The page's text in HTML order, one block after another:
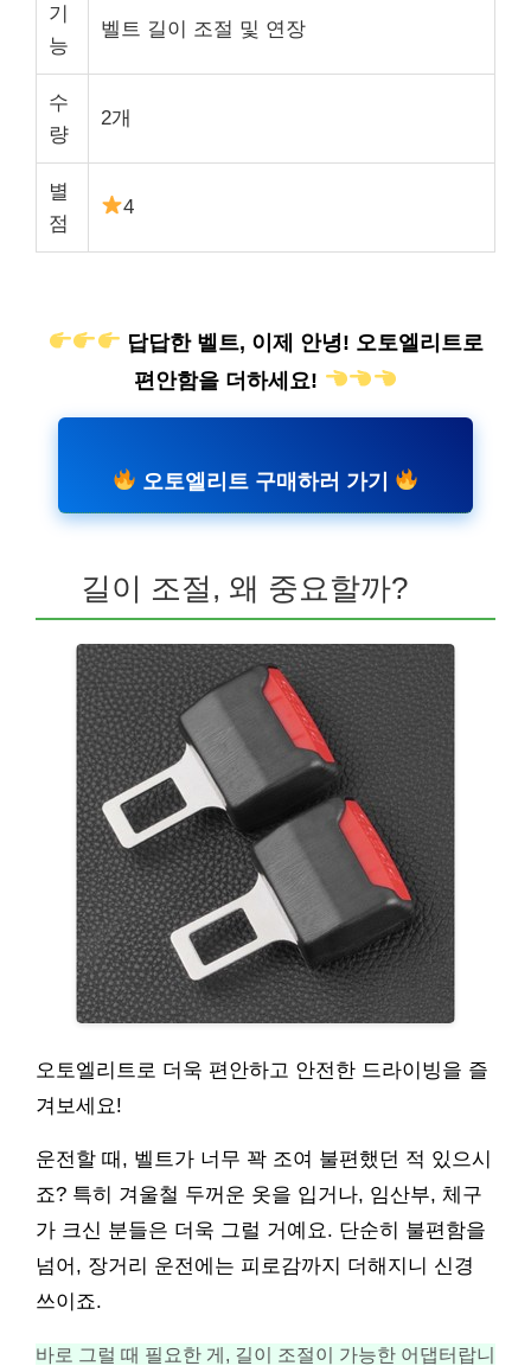
기
능
벨트 길이 조절 및 연장
수
량
2개
별
점
4
답답한 벨트, 이제 안녕! 오토엘리트로
편안함을 더하세요!
오토엘리트 구매하러 가기
길이 조절, 왜 중요할까?
오토엘리트로 더욱 편안하고 안전한 드라이빙을 즐
겨보세요!
운전할 때, 벨트가 너무 꽉 조여 불편했던 적 있으시
죠? 특히 겨울철 두꺼운 옷을 입거나, 임산부, 체구
가 크신 분들은 더욱 그럴 거예요. 단순히 불편함을
넘어, 장거리 운전에는 피로감까지 더해지니 신경
쓰이죠.
바로 그럴 때 필요한 게, 길이 조절이 가능한 어댑터랍니